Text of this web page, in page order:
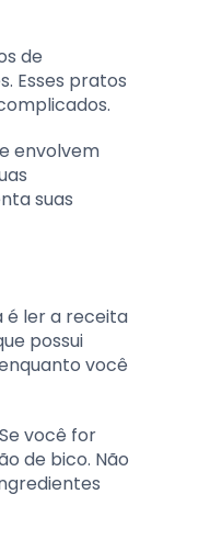
de
Esses pratos
envolvem
suas
é ler a receita
possui
você
você for
de bico. Não